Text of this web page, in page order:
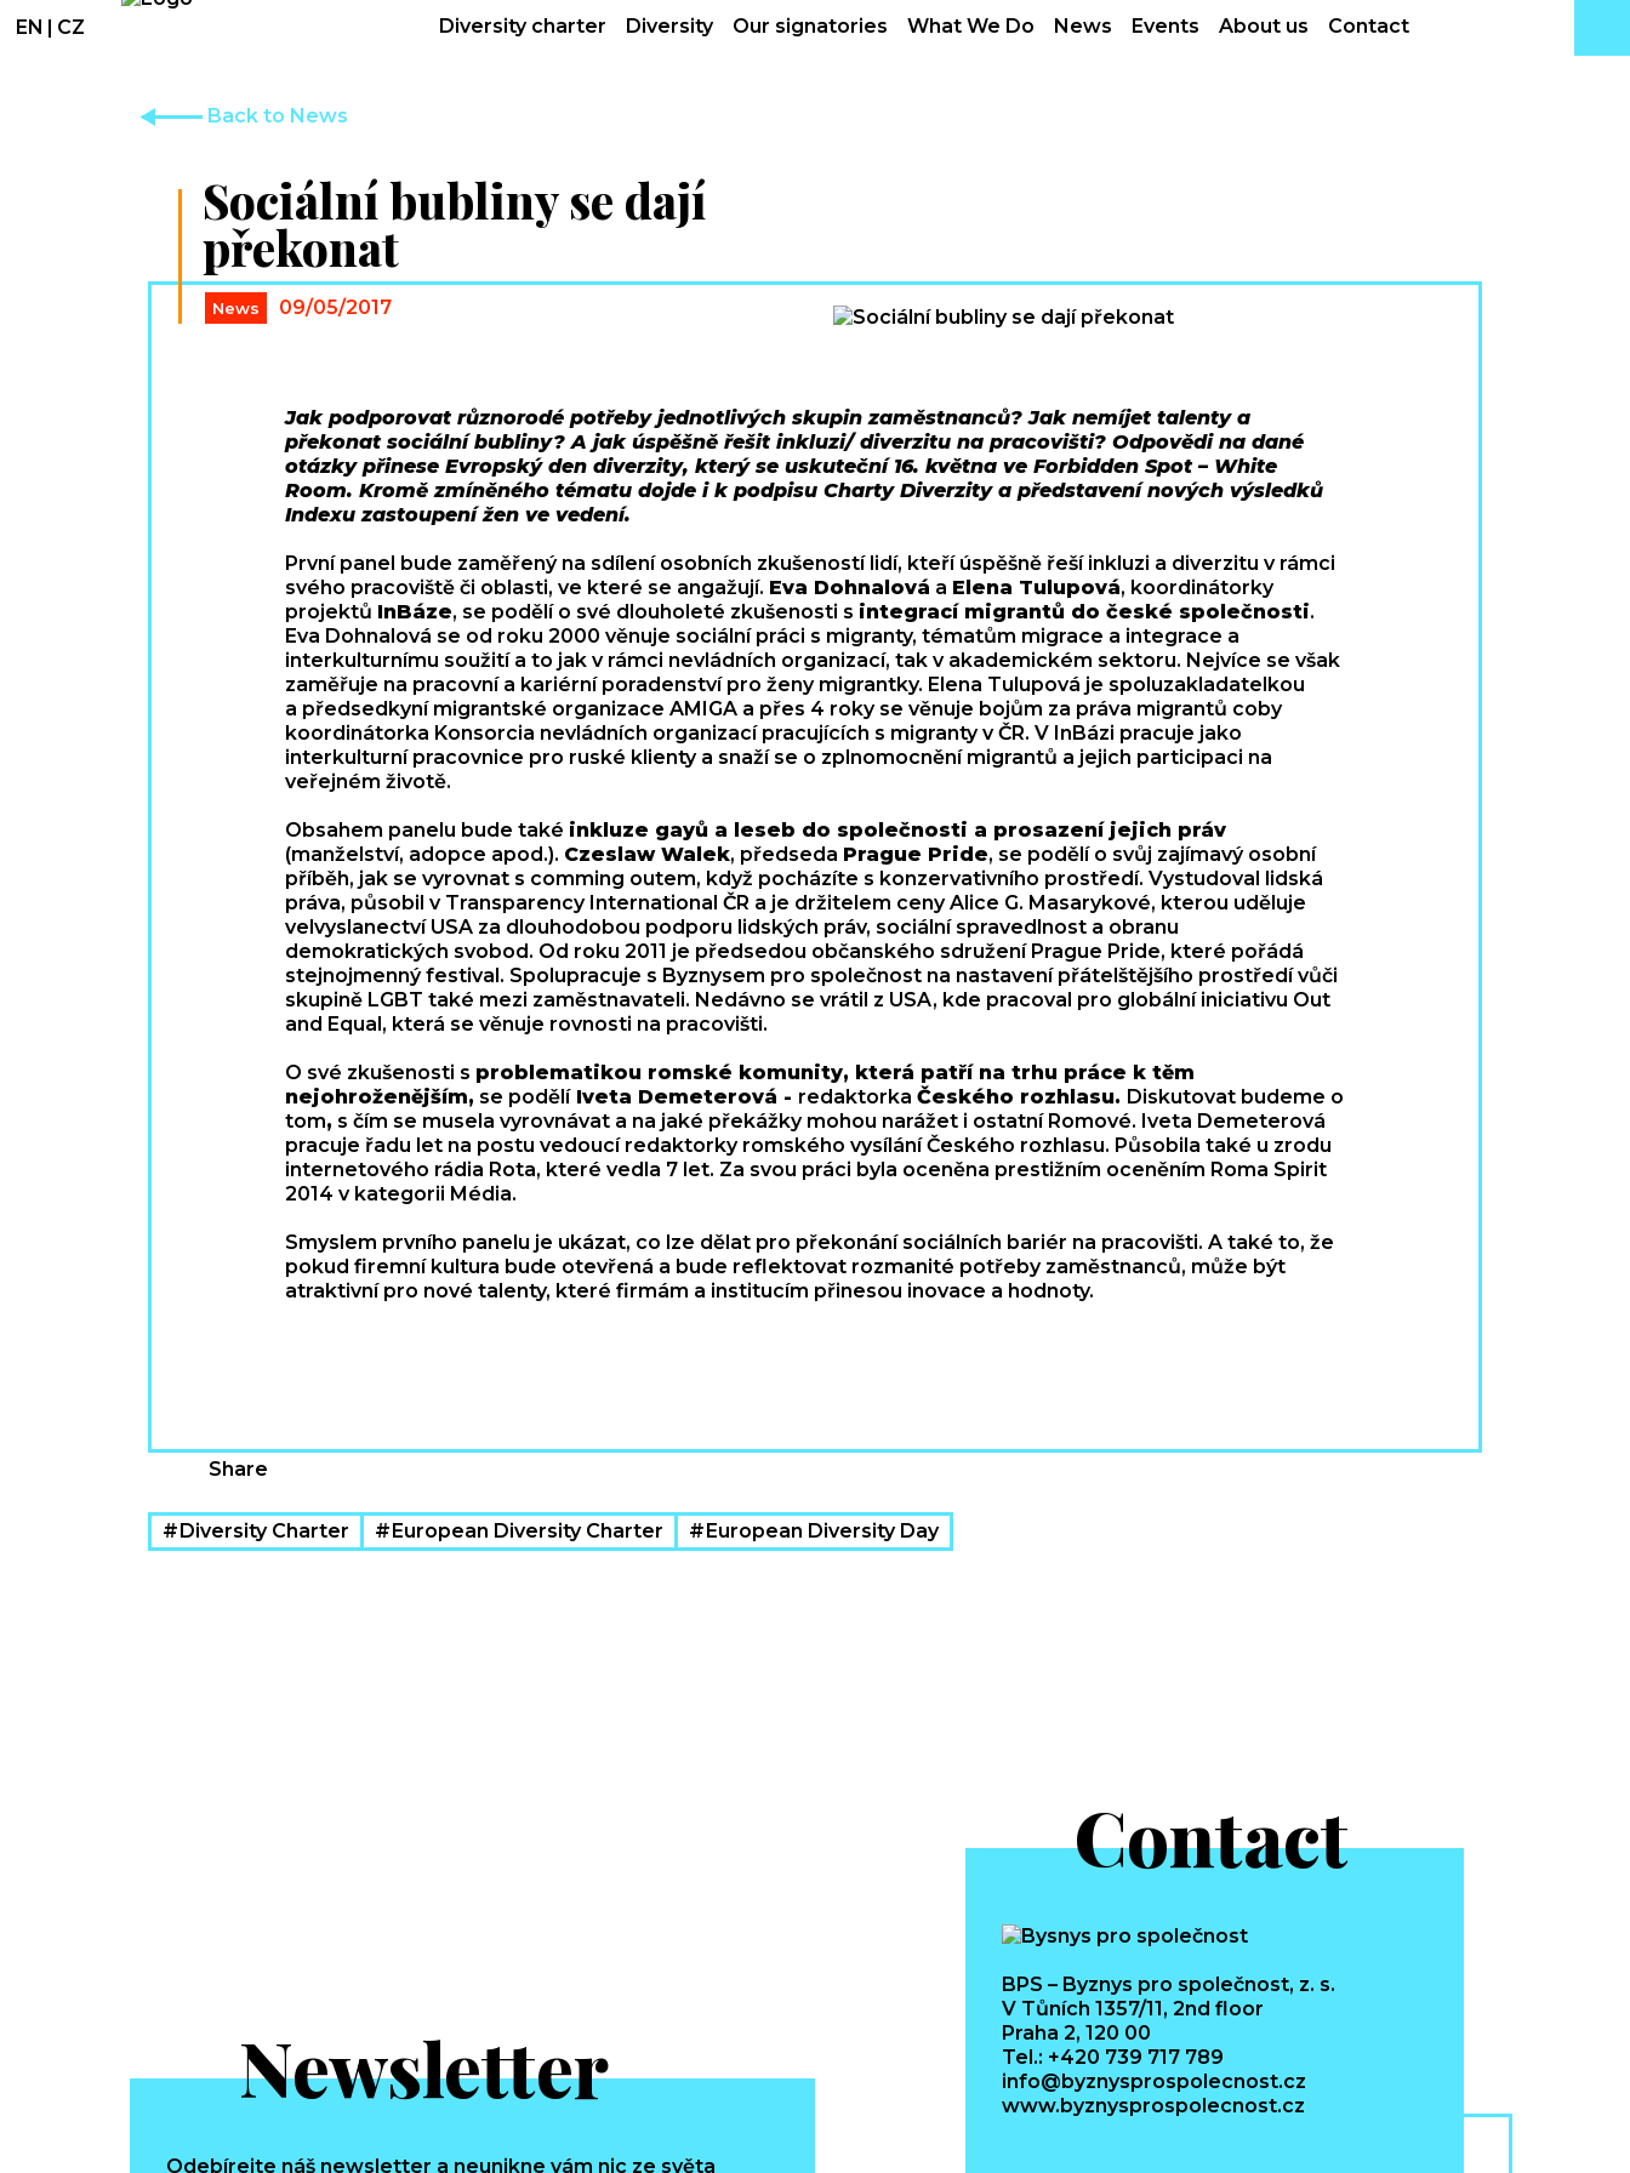
Diversity charter Diversity Our signatories What We Do News Events About us Contact
EN | CZ
Back to News
Sociální bubliny se dají
překonat
News 09/05/2017
Jak podporovat různorodé potřeby jednotlivých skupin zaměstnanců? Jak nemíjet talenty a
překonat sociální bubliny? A jak úspěšně řešit inkluzi/ diverzitu na pracovišti? Odpovědi na dané
otázky přinese Evropský den diverzity, který se uskuteční 16. května ve Forbidden Spot – White
Room. Kromě zmíněného tématu dojde i k podpisu Charty Diverzity a představení nových výsledků
Indexu zastoupení žen ve vedení.
První panel bude zaměřený na sdílení osobních zkušeností lidí, kteří úspěšně řeší inkluzi a diverzitu v rámci
svého pracoviště či oblasti, ve které se angažují. Eva Dohnalová a Elena Tulupová, koordinátorky
projektů InBáze, se podělí o své dlouholeté zkušenosti s integrací migrantů do české společnosti.
Eva Dohnalová se od roku 2000 věnuje sociální práci s migranty, tématům migrace a integrace a
interkulturnímu soužití a to jak v rámci nevládních organizací, tak v akademickém sektoru. Nejvíce se však
zaměřuje na pracovní a kariérní poradenství pro ženy migrantky. Elena Tulupová je spoluzakladatelkou
a předsedkyní migrantské organizace AMIGA a přes 4 roky se věnuje bojům za práva migrantů coby
koordinátorka Konsorcia nevládních organizací pracujících s migranty v ČR. V InBázi pracuje jako
interkulturní pracovnice pro ruské klienty a snaží se o zplnomocnění migrantů a jejich participaci na
veřejném životě.
Obsahem panelu bude také inkluze gayů a leseb do společnosti a prosazení jejich práv
(manželství, adopce apod.). Czeslaw Walek, předseda Prague Pride, se podělí o svůj zajímavý osobní
příběh, jak se vyrovnat s comming outem, když pocházíte s konzervativního prostředí. Vystudoval lidská
práva, působil v Transparency International ČR a je držitelem ceny Alice G. Masarykové, kterou uděluje
velvyslanectví USA za dlouhodobou podporu lidských práv, sociální spravedlnost a obranu
demokratických svobod. Od roku 2011 je předsedou občanského sdružení Prague Pride, které pořádá
stejnojmenný festival. Spolupracuje s Byznysem pro společnost na nastavení přátelštějšího prostředí vůči
skupině LGBT také mezi zaměstnavateli. Nedávno se vrátil z USA, kde pracoval pro globální iniciativu Out
and Equal, která se věnuje rovnosti na pracovišti.
O své zkušenosti s problematikou romské komunity, která patří na trhu práce k těm
nejohroženějším, se podělíIveta Demeterová - redaktorka Českého rozhlasu. Diskutovat budeme o
tom, s čím se musela vyrovnávat a na jaké překážky mohou narážet i ostatní Romové. Iveta Demeterová
pracuje řadu let na postu vedoucí redaktorky romského vysílání Českého rozhlasu. Působila také u zrodu
internetového rádia Rota, které vedla 7 let. Za svou práci byla oceněna prestižním oceněním Roma Spirit
2014 v kategorii Média.
Smyslem prvního panelu je ukázat, co lze dělat pro překonání sociálních bariér na pracovišti. A také to, že
pokud firemní kultura bude otevřená a bude reflektovat rozmanité potřeby zaměstnanců, může být
atraktivní pro nové talenty, které firmám a institucím přinesou inovace a hodnoty.
Share
Diversity Charter European Diversity Charter European Diversity Day
Newsletter
Odebírejte náš newsletter a neunikne vám nic ze světa
Contact
BPS – Byznys pro společnost, z. s.
V Tůních 1357/11, 2nd floor
Praha 2, 120 00
Tel.: +420 739 717 789
info@byznysprospolecnost.cz
www.byznysprospolecnost.cz